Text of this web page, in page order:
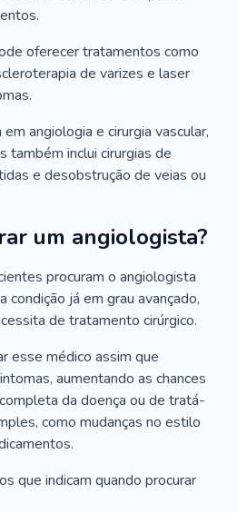
oferecer tratamentos como
de varizes e laser
angiologia e cirurgia vascular,
também inclui cirurgias de
e desobstrução de veias ou
um angiologista?
procuram o angiologista
condição já em grau avançado,
de tratamento cirúrgico.
esse médico assim que
aumentando as chances
da doença ou de tratá-
como mudanças no estilo
que indicam quando procurar